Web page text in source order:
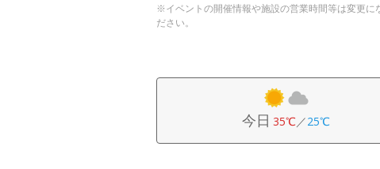
※イベントの開催情報や施設の営業時間等は変更に
ださい。
今日 35℃／25℃